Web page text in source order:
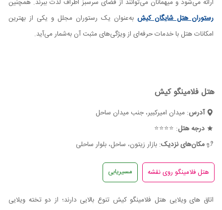
ارائه می‌شود و میهمانان می‌توانند از فضای سرسبز اطراف لذت ببرند. همچنین
رستوران هتل شایگان کیش به‌عنوان یک رستوران مجلل و یکی از بهترین
امکانات هتل با خدمات حرفه‌ای از ویژگی‌های مثبت آن به‌شمار می‌آید.
هتل فلامینگو کیش
آدرس: میدان امیرکبیر، جنب میدان ساحل
درجه هتل: ⭐⭐⭐⭐
مکان‌های نزدیک: بازار زیتون، ساحل، بلوار ساحلی
مسیریابی
اتاق های ویلایی هتل فلامینگو کیش تنوع بالایی دارند؛ از دو تخته ویلایی